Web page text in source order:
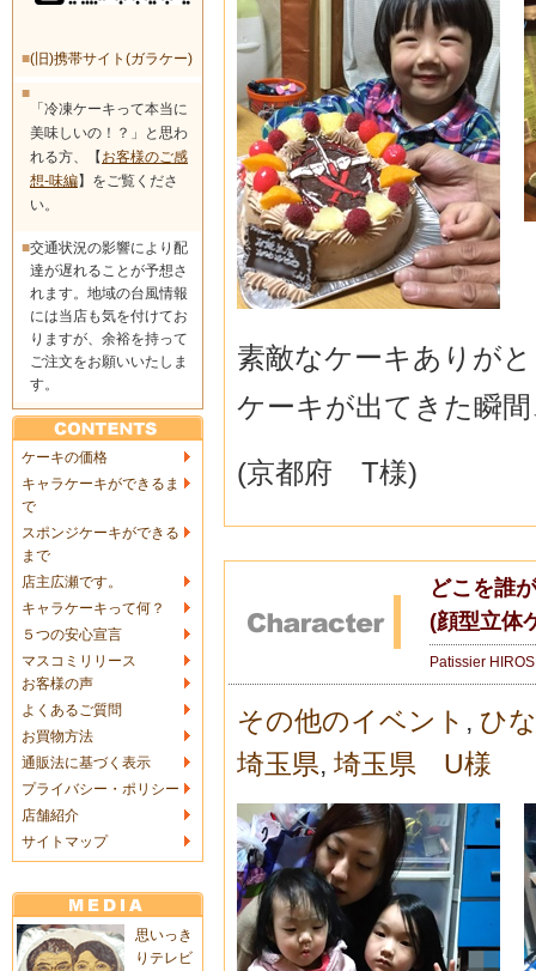
■(旧)携帯サイト(ガラケー)
■
「冷凍ケーキって本当に
美味しいの！？」と思わ
れる方、【 お客様のご感
想-味編】をご覧くださ
い。
■交通状況の影響により配
達が遅れることが予想さ
れます。地域の台風情報
には当店も気を付けてお
りますが、余裕を持って
ご注文をお願いいたしま
す。
ケーキの価格
キャラケーキができるま
で
スポンジケーキができる
まで
店主広瀬です。
キャラケーキって何？
５つの安心宣言
マスコミリリース
お客様の声
よくあるご質問
お買物方法
通販法に基づく表示
プライバシー・ポリシー
店舗紹介
サイトマップ
思いっき
りテレビ
素敵なケーキありが
ケーキが出てきた瞬
(京都府 T様)
どこを誰
(顔型立体
Patissier
その他のイベント , ひ
埼玉県, 埼玉県 U様